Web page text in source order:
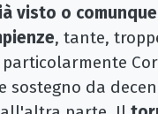
visto o
, tante,
sostegno da